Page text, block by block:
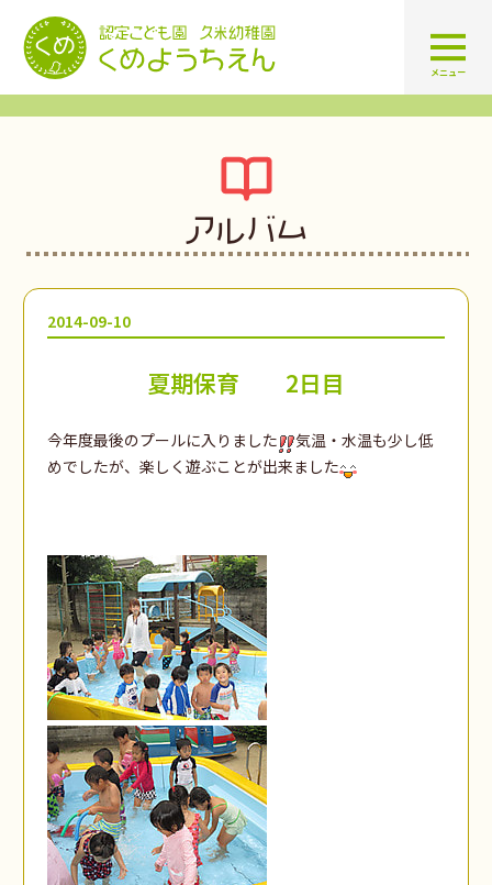
認定こども園 学校法人久米幼
メニュー
アルバム
2014-09-10
夏期保育 2日目
今年度最後のプールに入りました
気温・水温も少し低
めでしたが、楽しく遊ぶことが出来ました